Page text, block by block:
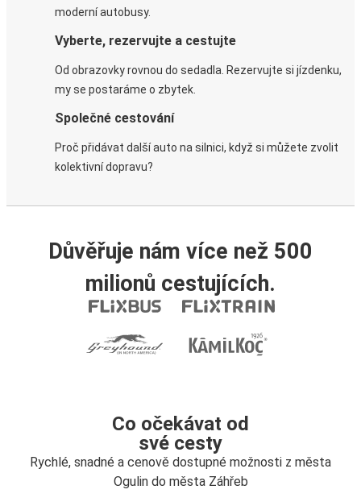
moderní autobusy.
Vyberte, rezervujte a cestujte
Od obrazovky rovnou do sedadla. Rezervujte si jízdenku,
my se postaráme o zbytek.
Společné cestování
Proč přidávat další auto na silnici, když si můžete zvolit
kolektivní dopravu?
Důvěřuje nám více než 500
milionů cestujících.
Co očekávat od
své cesty
Rychlé, snadné a cenově dostupné možnosti z města
Ogulin do města Záhřeb